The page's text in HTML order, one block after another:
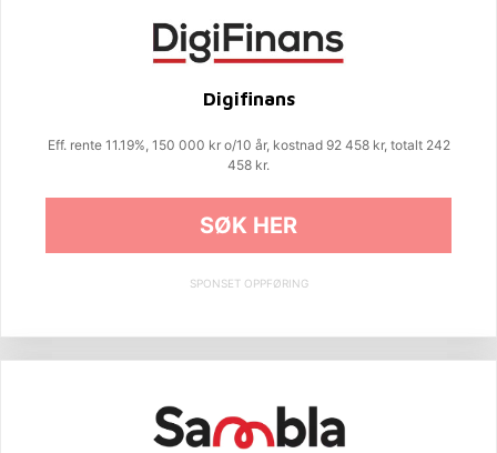
Digifinans
Eff. rente 11.19%, 150 000 kr o/10 år, kostnad 92 458 kr, totalt 242
458 kr.
SØK HER
SPONSET OPPFØRING